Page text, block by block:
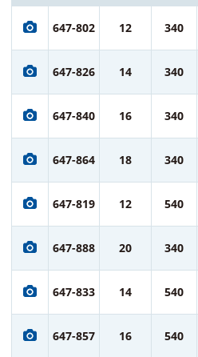
647-802 12 340
647-826 14 340
647-840 16 340
647-864 18 340
647-819 12 540
647-888 20 340
647-833 14 540
647-857 16 540